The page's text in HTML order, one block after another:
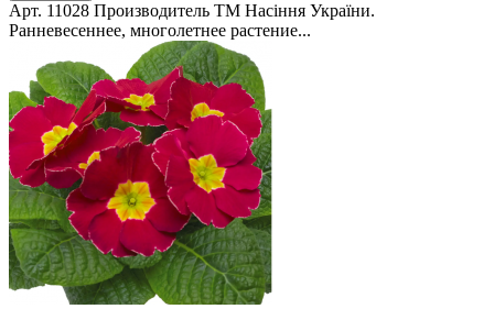
Арт. 11028 Производитель ТМ Насіння України.
Ранневесеннее, многолетнее растение...